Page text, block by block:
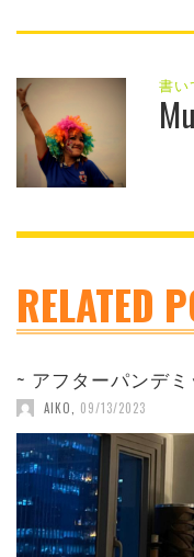
書い
RELATED
~ アフターパンデ
AIKO 09/13/2023